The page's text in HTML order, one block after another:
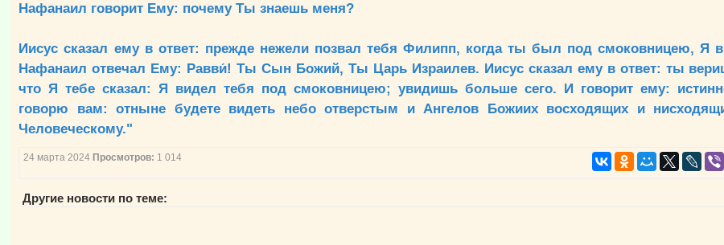
Нафанаил говорит Ему: почему Ты знаешь меня?
Иисус сказал ему в ответ: прежде нежели позвал тебя Филипп, когда ты был под смоковницею, Я
Нафанаил отвечал Ему: Равви́! Ты Сын Божий, Ты Царь Израилев. Иисус сказал ему в ответ: ты
что Я тебе сказал: Я видел тебя под смоковницею; увидишь больше сего. И говорит ему:
говорю вам: отныне будете видеть небо отверстым и Ангелов Божиих восходящих и
Человеческому."
24 марта 2024 Просмотров: 1 014
Другие новости по теме: